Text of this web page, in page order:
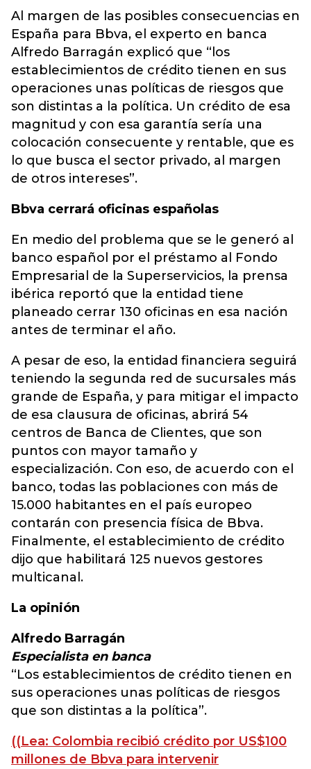
Al margen de las posibles consecuencias en
España para Bbva, el experto en banca
Alfredo Barragán explicó que “los
establecimientos de crédito tienen en sus
operaciones unas políticas de riesgos que
son distintas a la política. Un crédito de esa
magnitud y con esa garantía sería una
colocación consecuente y rentable, que es
lo que busca el sector privado, al margen
de otros intereses”.
Bbva cerrará oficinas españolas
En medio del problema que se le generó al
banco español por el préstamo al Fondo
Empresarial de la Superservicios, la prensa
ibérica reportó que la entidad tiene
planeado cerrar 130 oficinas en esa nación
antes de terminar el año.
A pesar de eso, la entidad financiera seguirá
teniendo la segunda red de sucursales más
grande de España, y para mitigar el impacto
de esa clausura de oficinas, abrirá 54
centros de Banca de Clientes, que son
puntos con mayor tamaño y
especialización. Con eso, de acuerdo con el
banco, todas las poblaciones con más de
15.000 habitantes en el país europeo
contarán con presencia física de Bbva.
Finalmente, el establecimiento de crédito
dijo que habilitará 125 nuevos gestores
multicanal.
La opinión
Alfredo Barragán
Especialista en banca
“Los establecimientos de crédito tienen en
sus operaciones unas políticas de riesgos
que son distintas a la política”.
((Lea: Colombia recibió crédito por US$100
millones de Bbva para intervenir